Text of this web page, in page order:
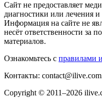
Сайт не предоставляет
диагностики или лечения
Информация на сайте не
несёт ответственности за
материалов.
Ознакомьтесь с правилами
Контакты:
Copyright © 2011–2026